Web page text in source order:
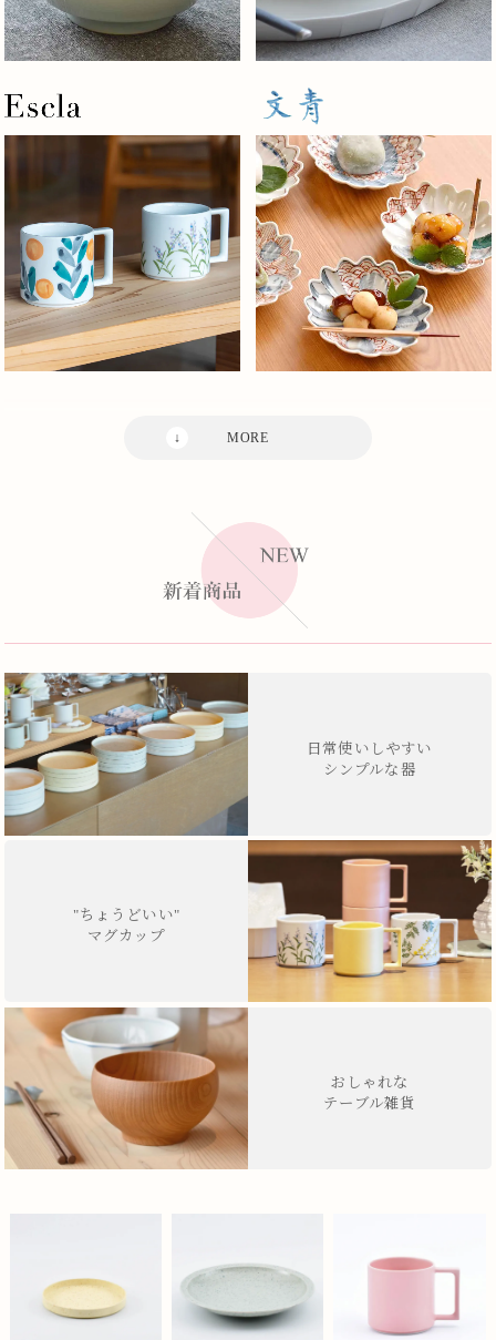
日常使いしやすい
シンプルな器
"ちょうどいい"
マグカップ
おしゃれな
テーブル雑貨